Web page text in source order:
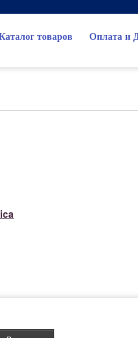
товаров Оплата и